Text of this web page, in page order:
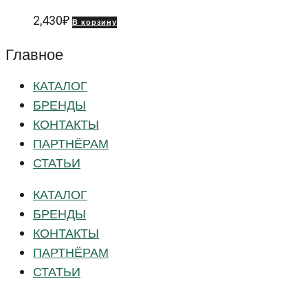
2,430₽ В корзину
Главное
КАТАЛОГ
БРЕНДЫ
КОНТАКТЫ
ПАРТНЁРАМ
СТАТЬИ
КАТАЛОГ
БРЕНДЫ
КОНТАКТЫ
ПАРТНЁРАМ
СТАТЬИ